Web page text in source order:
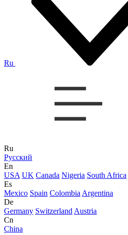
Ru
Ru
Русский
En
USA UK Canada Nigeria South Africa
Es
Mexico Spain Colombia Argentina
De
Germany Switzerland Austria
Cn
China